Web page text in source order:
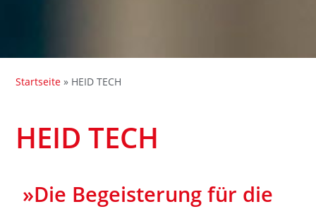
Startseite » HEID TECH
HEID TECH
»Die Begeisterung für die